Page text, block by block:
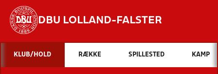
DBU LOLLAND-FALSTER
Hvad vil du søge efter?
INDHOLD OG NYHEDER
KLUB/HOLD RÆKKE SPILLESTED KAMP